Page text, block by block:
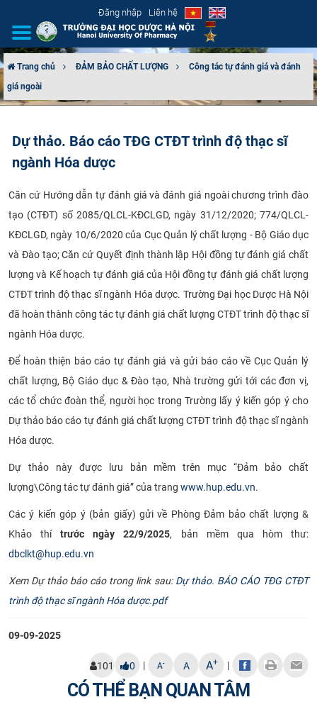
Đăng nhập Liên hệ
GIỚI THIỆU
TUYỂN SINH
ĐÀO TẠO
ĐẢM BẢO CHẤT LƯỢNG
KHOA HỌC CÔNG NGHỆ
HTQT
CỰU NGƯỜI HỌC
Trang chủ ĐẢM BẢO CHẤT LƯỢNG
Công tác tự đánh giá và đánh
giá ngoài
Dự thảo. Báo cáo TĐG CTĐT trình độ thạc sĩ
ngành Hóa dược
Căn cứ Hướng dẫn tự đánh giá và đánh giá ngoài chương trình đào
tạo (CTĐT) số 2085/QLCL-KĐCLGD, ngày 31/12/2020; 774/QLCL-
KĐCLGD, ngày 10/6/2020 của Cục Quản lý chất lượng - Bộ Giáo dục
và Đào tạo; Căn cứ Quyết định thành lập Hội đồng tự đánh giá chất
lượng và Kế hoạch tự đánh giá của Hội đồng tự đánh giá chất lượng
CTĐT trình độ thạc sĩ ngành Hóa dược. Trường Đại học Dược Hà Nội
đã hoàn thành công tác tự đánh giá chất lượng CTĐT trình độ thạc sĩ
ngành Hóa dược.
Để hoàn thiện báo cáo tự đánh giá và gửi báo cáo về Cục Quản lý
chất lượng, Bộ Giáo dục & Đào tạo, Nhà trường gửi tới các đơn vị,
các tổ chức đoàn thể, người học trong Trường lấy ý kiến góp ý cho
Dự thảo báo cáo tự đánh giá chất lượng CTĐT trình độ thạc sĩ ngành
Hóa dược.
Dự thảo này được lưu bản mềm trên mục “Đảm bảo chất
lượng\Công tác tự đánh giá” của trang www.hup.edu.vn.
Các ý kiến góp ý (bản giấy) gửi về Phòng Đảm bảo chất lượng &
Khảo thítrước ngày 22/9/2025, bản mềm qua hòm thư:
dbclkt@hup.edu.vn
Xem Dự thảo báo cáo trong link sau: Dự thảo. BÁO CÁO TĐG CTĐT
trình độ thạc sĩ ngành Hóa dược.pdf
09-09-2025
101 0 | A- A A+ |
CÓ THỂ BẠN QUAN TÂM